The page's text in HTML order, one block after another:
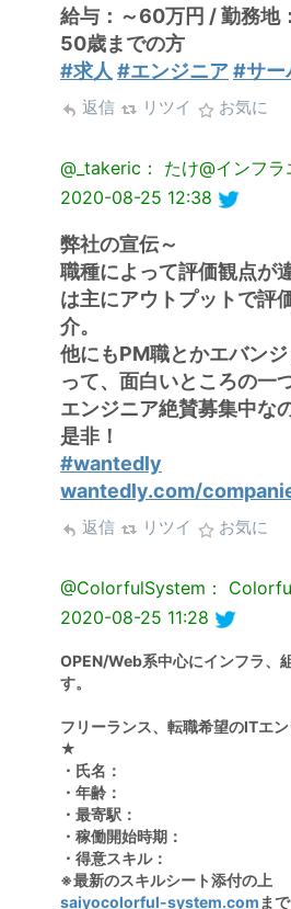
給与：～60万円 / 勤務地
50歳までの方
#求人 #エンジニア#サー
返信 リツイ お気に
@_takeric： たけ@インフラ
2020-08-25 12:38
弊社の宣伝～
職種によって評価観点が
は主にアウトプットで評
介。
他にもPM職とかエバン
って、面白いところの一
エンジニア絶賛募集中な
是非！
#wantedly
wantedly.com/
返信 リツイ お気に
@ColorfulSystem：
2020-08-25 11:28
OPEN/Web系中心にインフラ、
す。
フリーランス、転職希望のITエ
★
・氏名：
・年齢：
・最寄駅：
・稼働開始時期：
・得意スキル：
※最新のスキルシート添付の上
saiyocolorful-system.com まで